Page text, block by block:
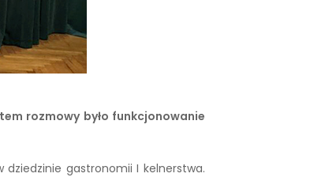
rozmowy było funkcjonowanie
gastronomii I kelnerstwa.